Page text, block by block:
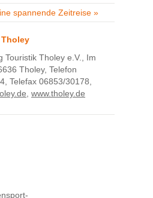
spannende Zeitreise »
Touristik Tholey e.V., Im
Tholey, Telefon
Telefax 06853/30178,
, www.tholey.de